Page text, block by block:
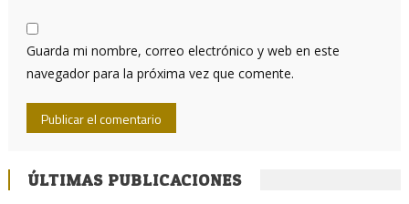
Guarda mi nombre, correo electrónico y web en este
navegador para la próxima vez que comente.
ÚLTIMAS PUBLICACIONES